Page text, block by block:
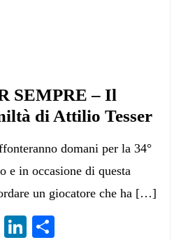
SEMPRE – Il
di Attilio Tesser
domani per la 34°
e in occasione di questa
un giocatore che ha […]
Telegram
LinkedIn